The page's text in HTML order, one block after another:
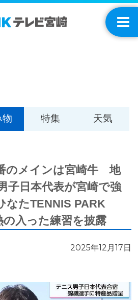
物 特集 天気
のメインは宮崎牛 地
日本代表が宮崎で強
たTENNIS PARK
入った練習を披露
2025年12月17日